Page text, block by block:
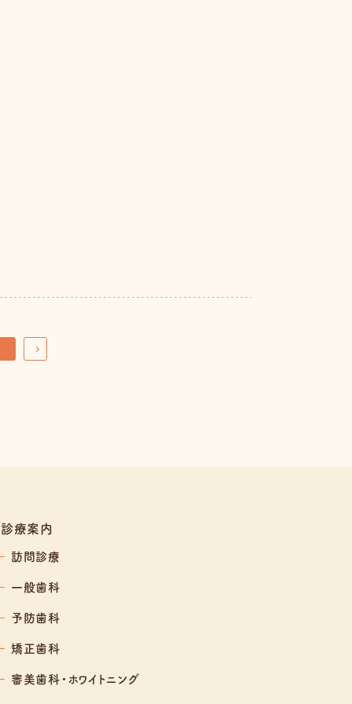
診療案内
訪問診療
一般歯科
予防歯科
矯正歯科
審美歯科・ホワイトニング